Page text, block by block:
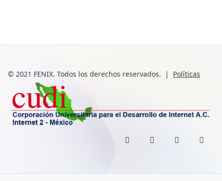
© 2021 FENIX. Todos los derechos reservados. | Políticas